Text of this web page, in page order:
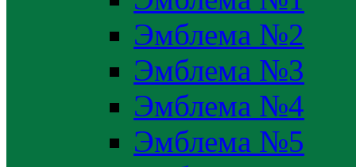
Эмблема №2
Эмблема №3
Эмблема №4
Эмблема №5